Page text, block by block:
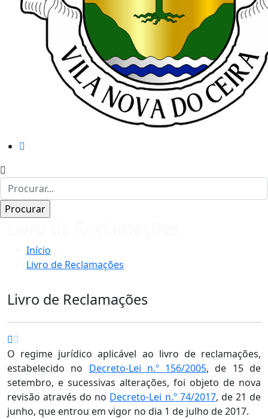
Início
Livro de Reclamações
Livro de Reclamações
O regime jurídico aplicável ao livro de reclamações,
estabelecido no Decreto-Lei n.º 156/2005, de 15 de
setembro, e sucessivas alterações, foi objeto de nova
revisão através do no Decreto-Lei n.º 74/2017, de 21 de
junho, que entrou em vigor no dia 1 de julho de 2017.